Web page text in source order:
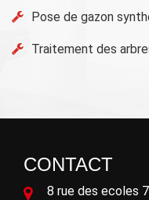
Pose de gazon
Traitement des
CONTACT
8 rue des ecoles